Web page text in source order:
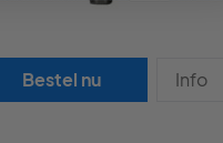
Bestel nu Info